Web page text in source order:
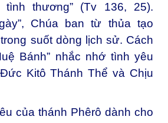
tình thương” (Tv 136, 25).
Chúa ban từ thủa tạo
suốt dòng lịch sử. Cách
Bánh” nhắc nhớ tình yêu
Kitô Thánh Thể và Chịu
của thánh Phêrô dành cho